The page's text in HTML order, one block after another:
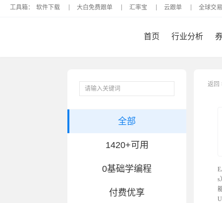
工具箱： 软件下载 大白免费跟单 汇率宝 云跟单 全球
首页 行业分析
全部
1420+可用
0基础学编程
付费优享
返回
s